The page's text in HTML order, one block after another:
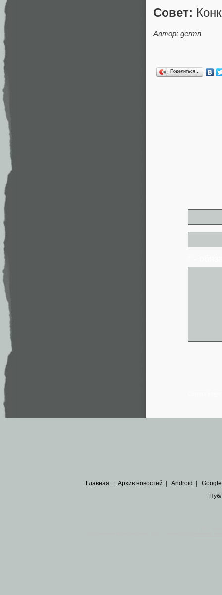
Совет:
Автор: germn
Поделиться…
Главная Архив новостей Android Google